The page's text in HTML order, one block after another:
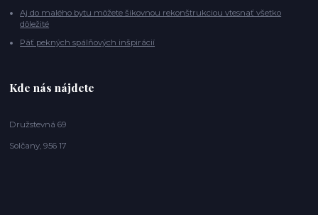
Aj do malého bytu môžete šikovnou rekonštrukciou vtesnať všetko
dôležité
Päť pekných spálňových inšpirácií
Kde nás nájdete
Družstevná 69
Solčany, 956 17